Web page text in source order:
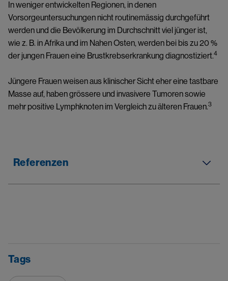
In weniger entwickelten Regionen, in denen
Vorsorgeuntersuchungen nicht routinemässig durchgeführt
werden und die Bevölkerung im Durchschnitt viel jünger ist,
wie z. B. in Afrika und im Nahen Osten, werden bei bis zu 20 %
der jungen Frauen eine Brustkrebserkrankung diagnostiziert.4
Jüngere Frauen weisen aus klinischer Sicht eher eine tastbare
Masse auf, haben grössere und invasivere Tumoren sowie
mehr positive Lymphknoten im Vergleich zu älteren Frauen.3
Referenzen
Tags